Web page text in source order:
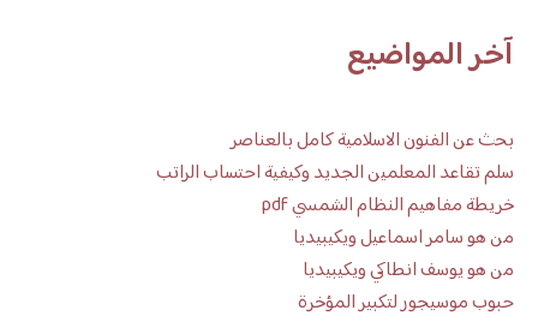
آخر المواضيع
بحث عن الفنون الاسلامية كامل بالعناصر
سلم تقاعد المعلمين الجديد وكيفية احتساب الراتب
خريطة مفاهيم النظام الشمسي pdf
من هو سامر اسماعيل ويكيبيديا
من هو يوسف انطاكي ويكيبيديا
حبوب موسيجور لتكبير المؤخرة